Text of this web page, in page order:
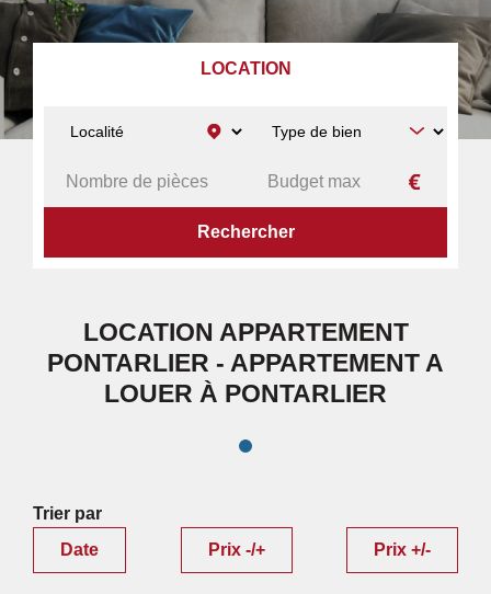
LOCATION
APPARTEMENT
LOCATION APPARTEMENT
PONTARLIER - APPARTEMENT A
LOUER À PONTARLIER
Trier par
Date
Prix -/+ Prix +/-